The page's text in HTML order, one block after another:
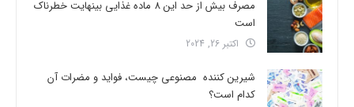
مصرف بیش از حد این 8 ماده غذایی بینهایت خطرناک
است
اکتبر 26, 2024
شیرین کننده مصنوعی چیست، فواید و مضرات آن
کدام است؟